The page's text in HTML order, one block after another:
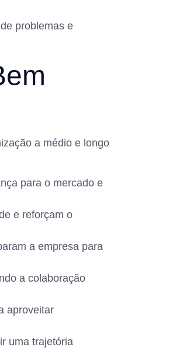
problemas e
a médio e longo
para o mercado e
e reforçam o
a empresa para
a colaboração
aproveitar
uma trajetória